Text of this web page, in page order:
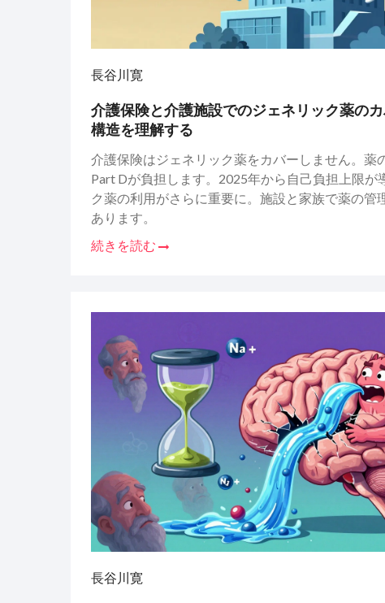
長谷川寛
介護保険と介護施設でのジェネリック薬の
構造を理解する
介護保険はジェネリック薬をカバーしません。薬
Part Dが負担します。2025年から自己負担上限が
ク薬の利用がさらに重要に。施設と家族で薬の管
あります。
続きを読む
長谷川寛